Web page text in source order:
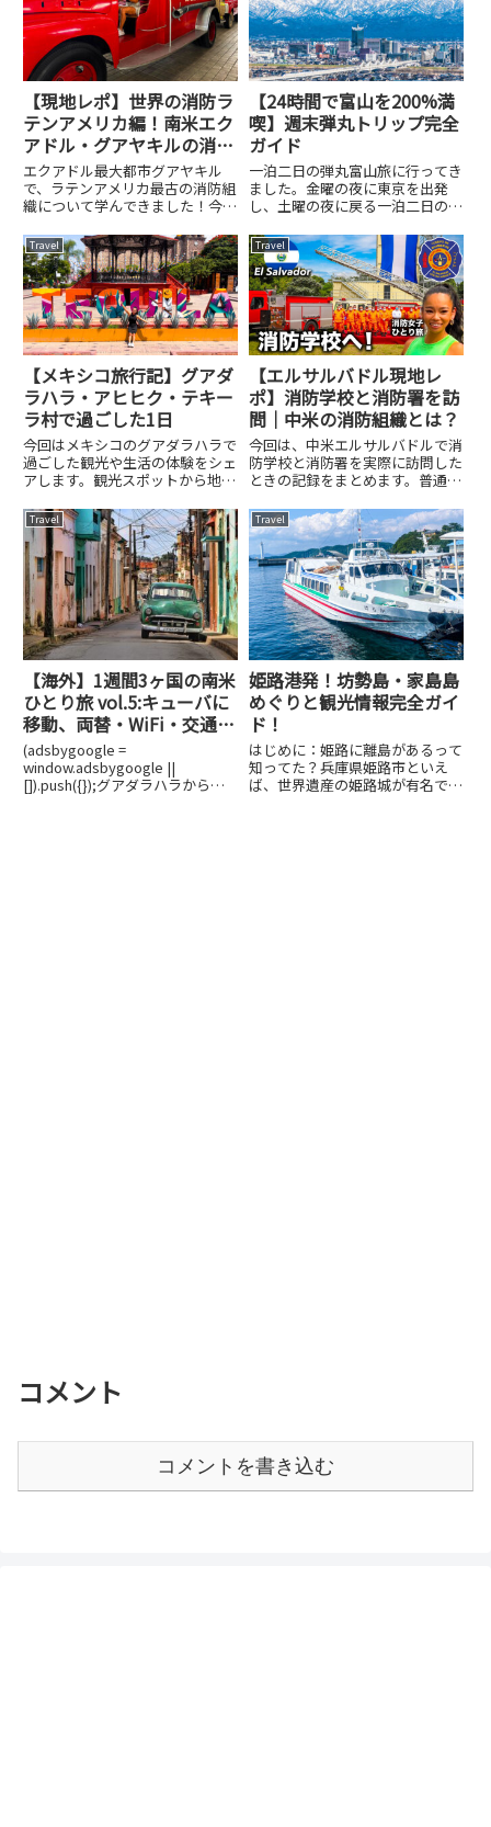
【現地レポ】世界の消防ラ
テンアメリカ編！南米エク
アドル・グアヤキルの消防
博物館へ〜1835年からの
歴史を学ぶ旅
エクアドル最大都市グアヤキル
で、ラテンアメリカ最古の消防組
織について学んできました！今回
織の特徴や歴史、日本との違い、
そして私が訪れた「グアヤキル消
防博物館」について紹介します。
グアヤキルとは？エクアドルの首
都...
【24時間で富山を200%満
喫】週末弾丸トリップ完全
ガイド
一泊二日の弾丸富山旅に行ってき
ました。金曜の夜に東京を出発
し、土曜の夜に戻る一泊二日の富
現地での移動はカーシェアを活
用。雨晴海岸での絶景日の出、氷
見の新鮮な海の幸、歴史ある瑞龍
寺、富岩水上ラインでのクルーズ
など...
Travel
【メキシコ旅行記】グアダ
ラハラ・アヒヒク・テキー
ラ村で過ごした1日
今回はメキシコのグアダラハラで
過ごした観光や生活の体験をシェ
アします。観光スポットから地元
なグアダラハラの1日をお楽しみ
ください。サンフランシスコから
グアダラハラへ：アエロメヒコ航
空で移動2025年8月10日昼...
Travel
【エルサルバドル現地レ
ポ】消防学校と消防署を訪
問｜中米の消防組織とは？
今回は、中米エルサルバドルで消
防学校と消防署を実際に訪問した
ときの記録をまとめます。普通の
現地の消防組織・教育・装備を、
動画とあわせて伝えられたらと思
います。エルサルバドルの消防組
織について（概要）中米で最も
小...
Travel
【海外】1週間3ヶ国の南米
ひとり旅 vol.5:キューバに
移動、両替・WiFi・交通
は？
(adsbygoogle =
window.adsbygoogle ||
[]).push({});グアダラハラからハ
Travel
姫路港発！坊勢島・家島島
めぐりと観光情報完全ガイ
ド！
はじめに：姫路に離島があるって
知ってた？兵庫県姫路市といえ
ば、世界遺産の姫路城が有名です
コメント
コメントを書き込む